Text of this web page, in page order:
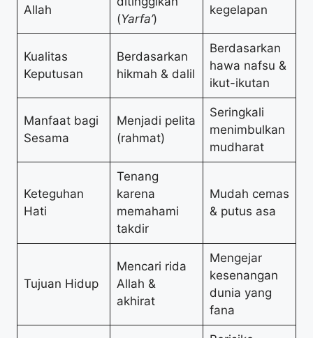
Allah
(Yarfa’)
kegelapan
Kualitas
Keputusan
Berdasarkan
hikmah & dalil
Berdasarkan
hawa nafsu &
ikut-ikutan
Manfaat bagi
Sesama
Menjadi pelita
(rahmat)
Seringkali
menimbulkan
mudharat
Keteguhan
Hati
Tenang
karena
memahami
takdir
Mudah cemas
& putus asa
Tujuan Hidup
Mencari rida
Allah &
akhirat
Mengejar
kesenangan
dunia yang
fana